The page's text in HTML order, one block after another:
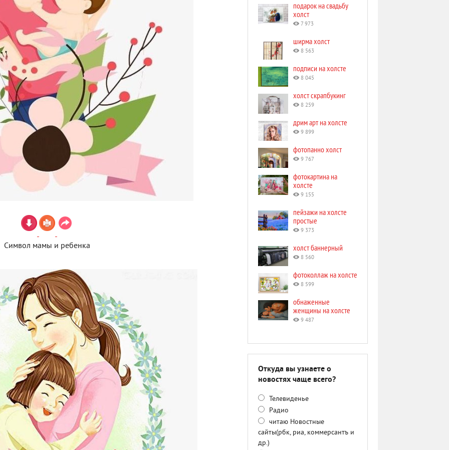
Символ мамы и ребенка
подарок на свадьбу
холст
7 973
ширма холст
8 563
подписи на холсте
8 045
холст скрапбукинг
8 259
дрим арт на холсте
9 899
фотопанно холст
9 767
фотокартина на
холсте
9 155
пейзажи на холсте
простые
9 373
холст баннерный
8 560
фотоколлаж на холсте
8 599
обнаженные
женщины на холсте
9 487
Откуда вы узнаете о
новостях чаще всего?
Телевиденье
Радио
читаю Новостные
сайты(рбк, риа, коммерсантъ и
др.)